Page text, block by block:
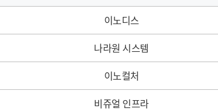
이노디스
나라원 시스템
이노컬처
비쥬얼 인프라